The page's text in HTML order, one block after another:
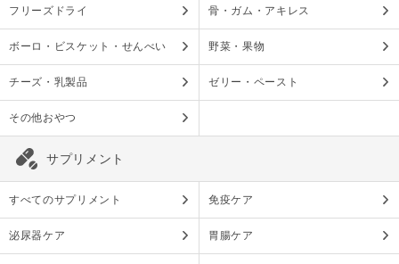
フリーズドライ 骨・ガム・アキレス
ボーロ・ビスケット・せんべい 野菜・果物
チーズ・乳製品 ゼリー・ペースト
その他おやつ
サプリメント
すべてのサプリメント 免疫ケア
泌尿器ケア 胃腸ケア